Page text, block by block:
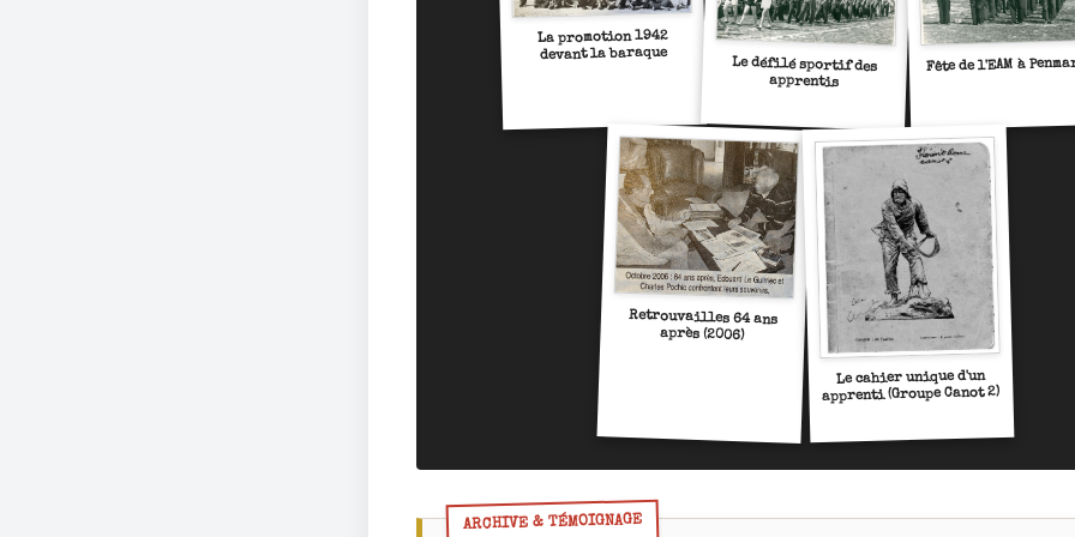
La promotion 1942
devant la baraque
Le défilé sportif des
apprentis
Fête de l'EAM à
Retrouvailles 64 ans
après (2006)
Le cahier unique d'un
apprenti (Groupe Canot 2)